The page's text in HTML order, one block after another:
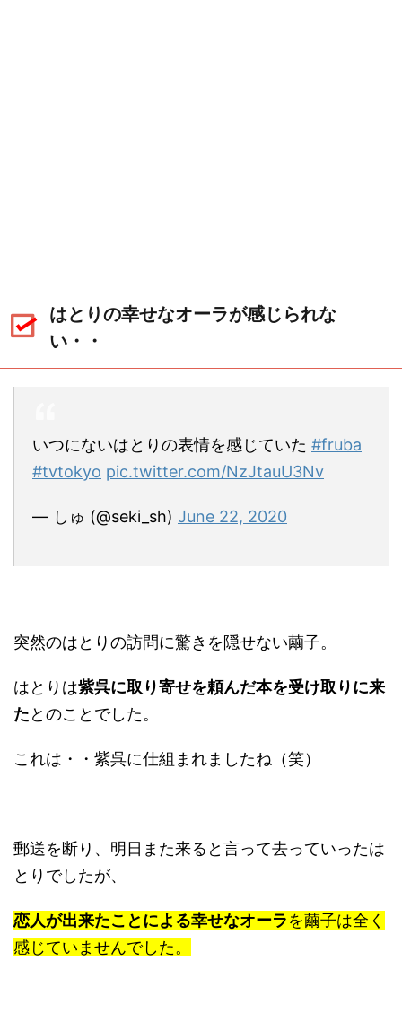
はとりの幸せなオーラが感じられな
い・・
いつにないはとりの表情を感じていた #fruba
#tvtokyo pic.twitter.com/NzJtauU3Nv
— しゅ (@seki_sh) June 22, 2020
突然のはとりの訪問に驚きを隠せない繭子。
はとりは紫呉に取り寄せを頼んだ本を受け取りに来
たとのことでした。
これは・・紫呉に仕組まれましたね（笑）
郵送を断り、明日また来ると言って去っていったは
とりでしたが、
恋人が出来たことによる幸せなオーラを繭子は全く
感じていませんでした。